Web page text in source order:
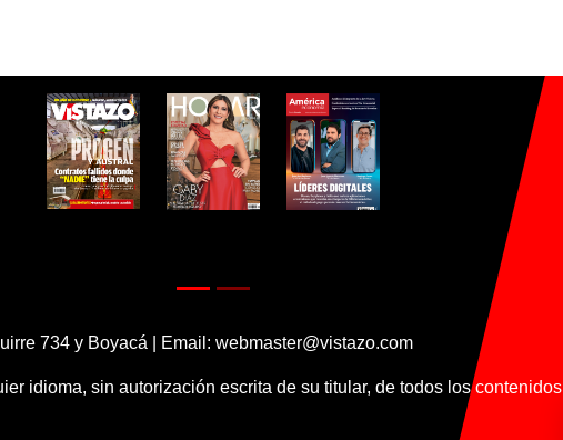
734 y Boyacá | Email: webmaster@vistazo.com
idioma, sin autorización escrita de su titular, de todos los contenidos